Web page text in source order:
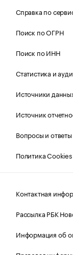
Справка по
Поиск по ОГРН
Поиск по ИНН
Статистика и
Источники
Источник
Вопросы и ответы
Политика
Контактная
Рассылка РБК
Информация об